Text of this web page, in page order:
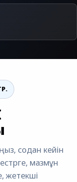
содан кейін
мазмұн
жетекші